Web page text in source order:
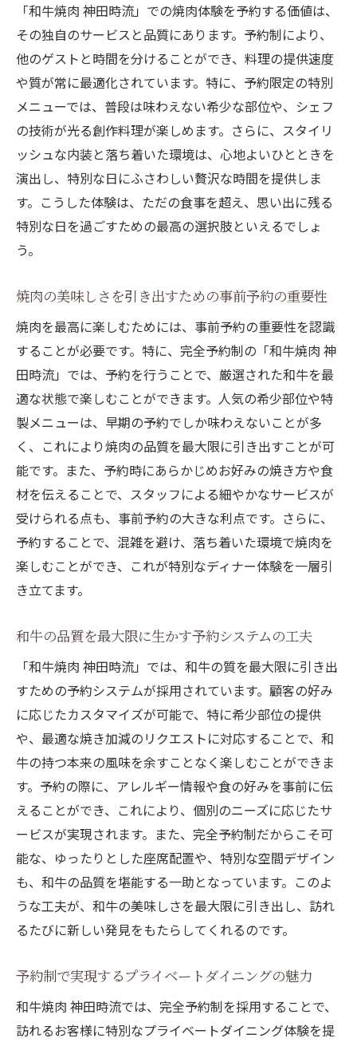
個室でゆったり贅沢な焼肉を予約制で楽しむ方
法
予約制だからこその個室での贅沢なひとと
き
プライベート空間で味わう焼肉の特別感
予約制で楽しむ個室ダイニングの魅力
焼肉を個室で楽しむための予約の流れ
神田時流の個室で過ごす特別な焼肉時間
特別な日に利用したい焼肉個室の予約方法
神田時流の完全予約制がもたらす焼肉の魅
力
予約制で味わう焼肉の深い味わいと楽しみ
方
焼肉の真髄を知るための予約制の利点
予約制だからこそ味わえる焼肉の奥深さ
神田時流での予約制が焼肉を特別にする理
由
焼肉の新たな楽しみ方を発見する予約制の
魅力
和牛の香りと特別な空間予約制焼肉の新たなス
タイル
神田時流の特別な空間で味わう焼肉の魅力
焼肉の新たなスタイルを提案する予約制
和牛の香りを最大限に楽しむための予約制
予約制が創り出す特別な焼肉スタイル
神田時流での予約制が焼肉文化を変える理
由
予約限定メニューで味わう神田の焼肉体験
予約限定でしか味わえない神田の和牛体験
神田時流の予約限定メニューの特長と魅力
特別な味わいを提供する予約限定メニュー
神田での焼肉体験を特別にする予約限定の
秘密
神田の焼肉文化を支える予約限定メニュー
心地よい空間で特別な日を彩る予約制焼肉の魅
力
「和牛焼肉 神田時流」での焼肉体験を予約する価値は、
その独自のサービスと品質にあります。予約制により、
他のゲストと時間を分けることができ、料理の提供速度
や質が常に最適化されています。特に、予約限定の特別
メニューでは、普段は味わえない希少な部位や、シェフ
の技術が光る創作料理が楽しめます。さらに、スタイリ
ッシュな内装と落ち着いた環境は、心地よいひとときを
演出し、特別な日にふさわしい贅沢な時間を提供しま
す。こうした体験は、ただの食事を超え、思い出に残る
特別な日を過ごすための最高の選択肢といえるでしょ
う。
焼肉の美味しさを引き出すための事前予約の重要性
焼肉を最高に楽しむためには、事前予約の重要性を認識
することが必要です。特に、完全予約制の「和牛焼肉 神
田時流」では、予約を行うことで、厳選された和牛を最
適な状態で楽しむことができます。人気の希少部位や特
製メニューは、早期の予約でしか味わえないことが多
く、これにより焼肉の品質を最大限に引き出すことが可
能です。また、予約時にあらかじめお好みの焼き方や食
材を伝えることで、スタッフによる細やかなサービスが
受けられる点も、事前予約の大きな利点です。さらに、
予約することで、混雑を避け、落ち着いた環境で焼肉を
楽しむことができ、これが特別なディナー体験を一層引
き立てます。
和牛の品質を最大限に生かす予約システムの工夫
「和牛焼肉 神田時流」では、和牛の質を最大限に引き出
すための予約システムが採用されています。顧客の好み
に応じたカスタマイズが可能で、特に希少部位の提供
や、最適な焼き加減のリクエストに対応することで、和
牛の持つ本来の風味を余すことなく楽しむことができま
す。予約の際に、アレルギー情報や食の好みを事前に伝
えることができ、これにより、個別のニーズに応じたサ
ービスが実現されます。また、完全予約制だからこそ可
能な、ゆったりとした座席配置や、特別な空間デザイン
も、和牛の品質を堪能する一助となっています。このよ
うな工夫が、和牛の美味しさを最大限に引き出し、訪れ
るたびに新しい発見をもたらしてくれるのです。
予約制で実現するプライベートダイニングの魅力
和牛焼肉 神田時流では、完全予約制を採用することで、
訪れるお客様に特別なプライベートダイニング体験を提